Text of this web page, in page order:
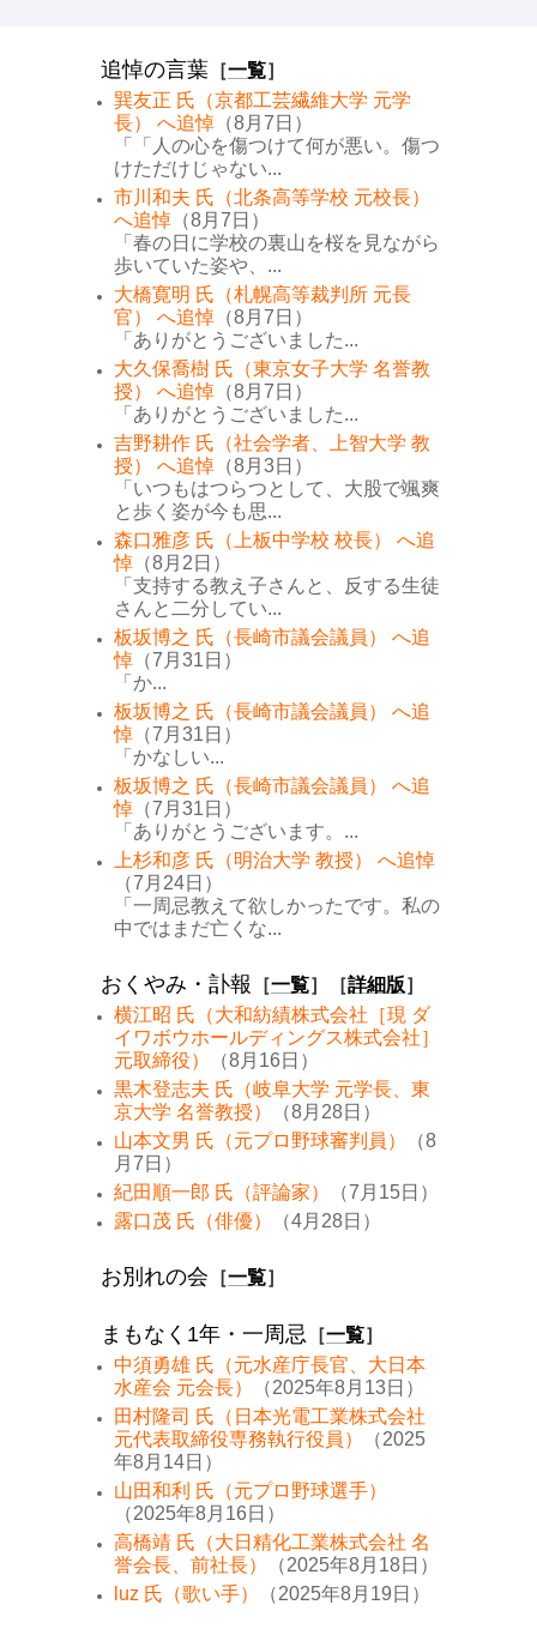
追悼の言葉 ［一覧］
巽友正 氏（京都工芸繊維大学 元学
長） へ追悼 （8月7日）
「「人の心を傷つけて何が悪い。傷つ
けただけじゃない...
市川和夫 氏（北条高等学校 元校長）
へ追悼 （8月7日）
「春の日に学校の裏山を桜を見ながら
歩いていた姿や、...
大橋寛明 氏（札幌高等裁判所 元長
官） へ追悼 （8月7日）
「ありがとうございました...
大久保喬樹 氏（東京女子大学 名誉教
授） へ追悼 （8月7日）
「ありがとうございました...
吉野耕作 氏（社会学者、上智大学 教
授） へ追悼 （8月3日）
「いつもはつらつとして、大股で颯爽
と歩く姿が今も思...
森口雅彦 氏（上板中学校 校長） へ追
悼 （8月2日）
「支持する教え子さんと、反する生徒
さんと二分してい...
板坂博之 氏（長崎市議会議員） へ追
悼 （7月31日）
「か...
板坂博之 氏（長崎市議会議員） へ追
悼 （7月31日）
「かなしい...
板坂博之 氏（長崎市議会議員） へ追
悼 （7月31日）
「ありがとうございます。...
上杉和彦 氏（明治大学 教授） へ追悼
（7月24日）
「一周忌教えて欲しかったです。私の
中ではまだ亡くな...
おくやみ・訃報 ［一覧］［詳細版］
横江昭 氏（大和紡績株式会社［現 ダ
イワボウホールディングス株式会社］
元取締役）
（8月16日）
黒木登志夫 氏（岐阜大学 元学長、東
京大学 名誉教授）
（8月28日）
山本文男 氏（元プロ野球審判員）
（8
月7日）
紀田順一郎 氏（評論家）
（7月15日）
露口茂 氏（俳優）
（4月28日）
お別れの会 ［一覧］
まもなく1年・一周忌 ［一覧］
中須勇雄 氏（元水産庁長官、大日本
水産会 元会長）
（2025年8月13日）
田村隆司 氏（日本光電工業株式会社
元代表取締役専務執行役員）
（2025
年8月14日）
山田和利 氏（元プロ野球選手）
（2025年8月16日）
高橋靖 氏（大日精化工業株式会社 名
誉会長、前社長）
（2025年8月18日）
luz 氏（歌い手）
（2025年8月19日）